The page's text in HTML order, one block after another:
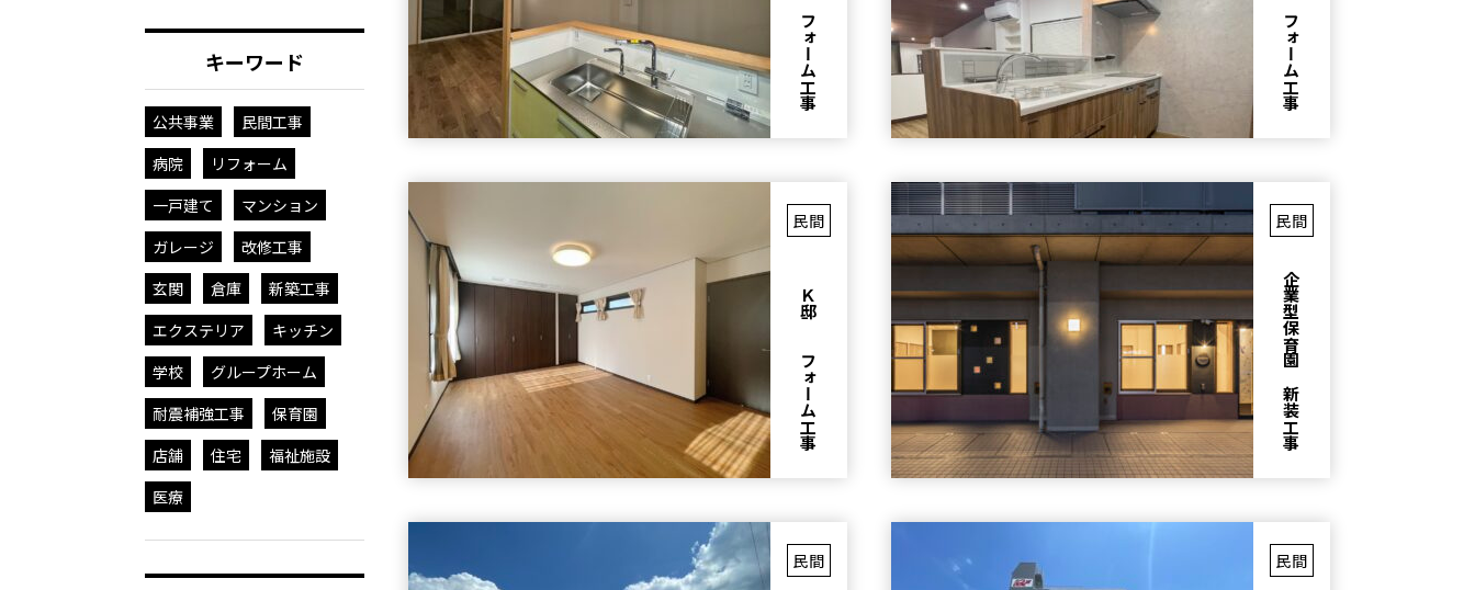
キーワード
公共事業
民間工事
病院
リフォーム
一戸建て
マンション
ガレージ
改修工事
玄関
倉庫
新築工事
エクステリア
キッチン
学校
グループホーム
耐震補強工事
保育園
店舗
住宅
福祉施設
医療
I邸 リフォーム工事 Ｈ邸リフォーム工事
民間
Ｋ邸 リフォーム工事
民間
企業型保育園 新装工事
民間 民間